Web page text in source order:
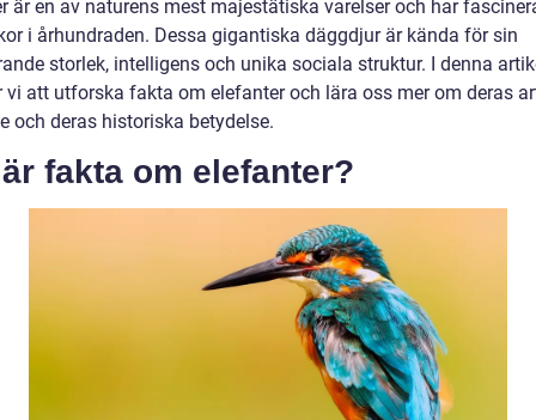
är en av naturens mest majestätiska varelser och har
i århundraden. Dessa gigantiska däggdjur är kända för sin
storlek, intelligens och unika sociala struktur. I denna
vi att utforska fakta om elefanter och lära oss mer om deras
och deras historiska betydelse.
fakta om elefanter?